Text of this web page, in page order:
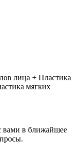
лица + Пластика
мягких
вами в ближайшее